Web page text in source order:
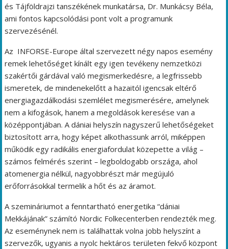
és Tájföldrajzi tanszékének munkatársa, Dr. Munkácsy Béla,
ami fontos kapcsolódási pont volt a programunk
szervezésénél.
Az INFORSE-Europe által szervezett négy napos esemény
remek lehetőséget kínált egy igen tevékeny nemzetközi
szakértői gárdával való megismerkedésre, a legfrissebb
ismeretek, de mindenekelőtt a hazaitól igencsak eltérő
energiagazdálkodási szemlélet megismerésére, amelynek
nem a kifogások, hanem a megoldások keresése van a
középpontjában. A dániai helyszín nagyszerű lehetőségeket
biztosított arra, hogy képet alkothassunk arról, miképpen
működik egy radikális energiafordulat közepette a világ –
számos felmérés szerint – legboldogabb országa, ahol
atomenergia nélkül, nagyobbrészt már megújuló
erőforrásokkal termelik a hőt és az áramot.
A szemináriumot a fenntartható energetika “dániai
Mekkájának” számító Nordic Folkecenterben rendezték meg.
Az eseménynek nem is találhattak volna jobb helyszínt a
szervezők, ugyanis a nyolc hektáros területen fekvő központ